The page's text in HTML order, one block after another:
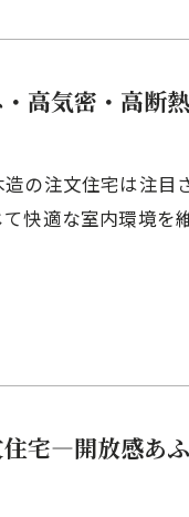
高気密・高断
の注文住宅は注目
快適な室内環境を
宅—開放感あ